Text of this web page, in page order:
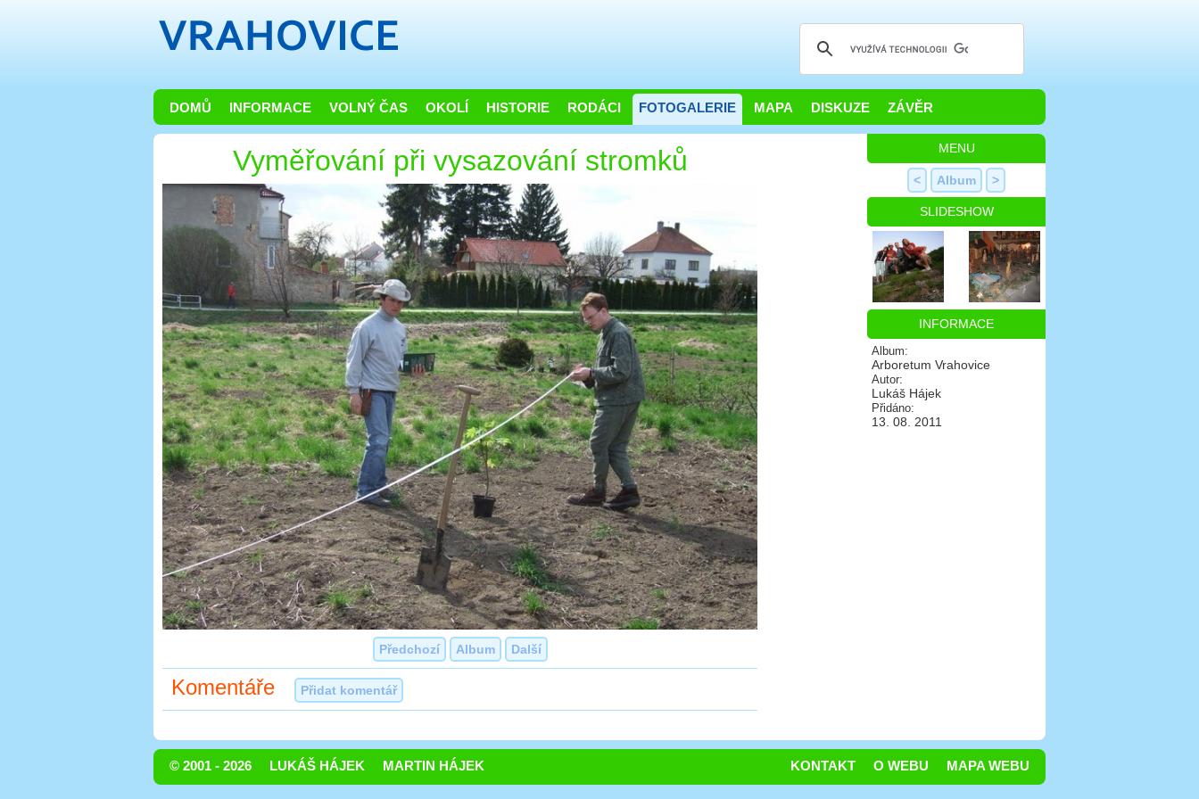
DOMŮ INFORMACE VOLNÝ ČAS OKOLÍ HISTORIE RODÁCI FOTOGALERIE MAPA DISKUZE ZÁVĚR
Vyměřování při vysazování stromků
Předchozí Album Další
Komentáře Přidat komentář
MENU
< Album >
SLIDESHOW
INFORMACE
Album:
Arboretum Vrahovice
Autor:
Lukáš Hájek
Přidáno:
13. 08. 2011
© 2001 - 2026 LUKÁŠ HÁJEK MARTIN HÁJEK MAPA WEBU
O WEBU
KONTAKT